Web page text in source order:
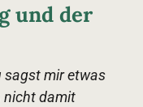
und der
sagst mir etwas
nicht damit